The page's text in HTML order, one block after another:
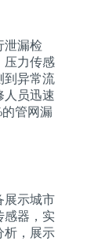
泄漏检
压力传感
到异常流
人员迅速
管网漏
展示城市
感器，实
析，展示